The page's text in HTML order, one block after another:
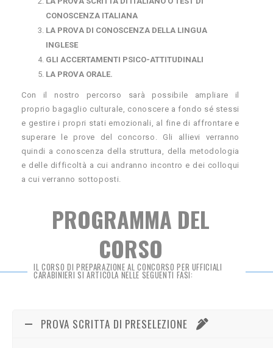
CONOSCENZA ITALIANA
LA PROVA DI CONOSCENZA DELLA LINGUA
INGLESE
GLI ACCERTAMENTI PSICO-ATTITUDINALI
LA PROVA ORALE.
Con il nostro percorso sarà possibile ampliare il
proprio bagaglio culturale, conoscere a fondo sé stessi
e gestire i propri stati emozionali, al fine di affrontare e
superare le prove del concorso. Gli allievi verranno
quindi a conoscenza della struttura, della metodologia
e delle difficoltà a cui andranno incontro e dei colloqui
a cui verranno sottoposti.
PROGRAMMA DEL
CORSO
IL CORSO DI PREPARAZIONE AL CONCORSO PER UFFICIALI
CARABINIERI SI ARTICOLA NELLE SEGUENTI FASI:
PROVA SCRITTA DI PRESELEZIONE